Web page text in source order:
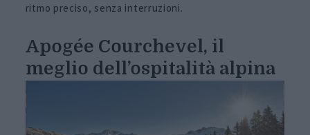
ritmo preciso, senza interruzioni.
Apogée Courchevel, il
meglio dell’ospitalità alpina